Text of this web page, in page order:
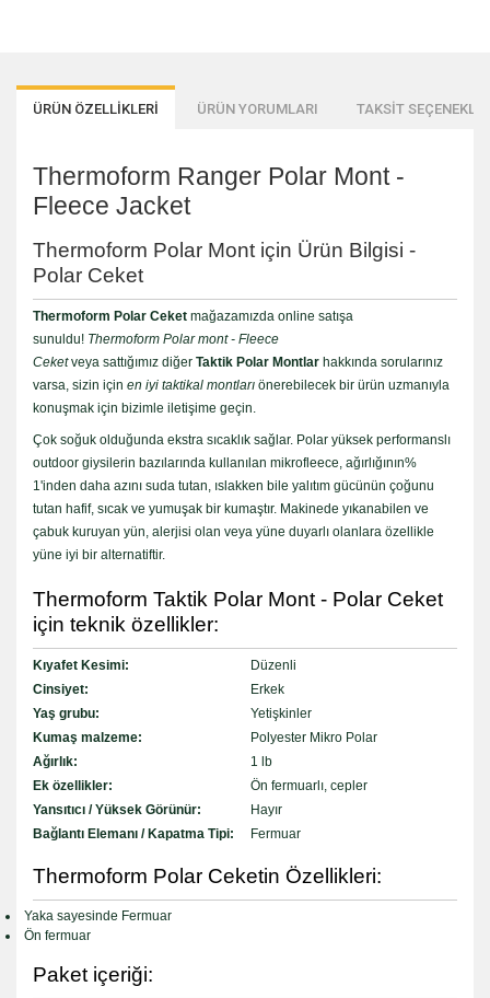
ÜRÜN ÖZELLİKLERİ ÜRÜN YORUMLARI TAKSİT
Thermoform Ranger Polar Mont -
Fleece Jacket
Thermoform Polar Mont için Ürün Bilgisi -
Polar Ceket
Thermoform Polar Ceket mağazamızda online satışa
sunuldu! Thermoform Polar mont - Fleece
Ceketveya sattığımız diğer Taktik Polar Montlar hakkında sorularınız
varsa, sizin için en iyi taktikal montları önerebilecek bir ürün uzmanıyla
konuşmak için bizimle iletişime geçin.
Çok soğuk olduğunda ekstra sıcaklık sağlar. Polar yüksek performanslı
outdoor giysilerin bazılarında kullanılan mikrofleece, ağırlığının%
1'inden daha azını suda tutan, ıslakken bile yalıtım gücünün çoğunu
tutan hafif, sıcak ve yumuşak bir kumaştır. Makinede yıkanabilen ve
çabuk kuruyan yün, alerjisi olan veya yüne duyarlı olanlara özellikle
yüne iyi bir alternatiftir.
Thermoform Taktik Polar Mont - Polar Ceket
için teknik özellikler:
Kıyafet Kesimi:
Düzenli
Cinsiyet:
Erkek
Yaş grubu:
Yetişkinler
Kumaş malzeme:
Polyester Mikro Polar
Ağırlık:
1 lb
Ek özellikler:
Ön fermuarlı, cepler
Yansıtıcı / Yüksek Görünür:
Hayır
Bağlantı Elemanı / Kapatma Tipi:
Fermuar
Thermoform Polar Ceketin Özellikleri:
Yaka sayesinde Fermuar
Ön fermuar
Paket içeriği: